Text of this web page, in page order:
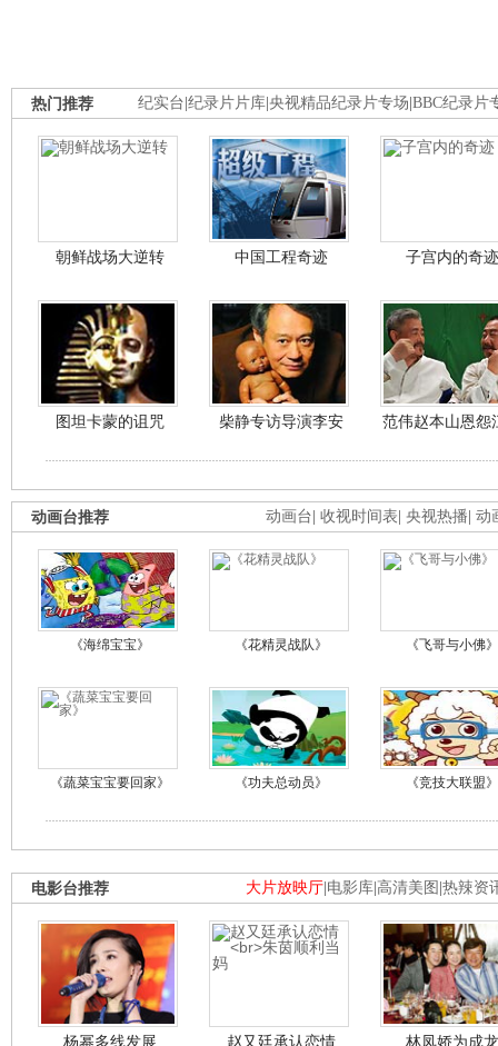
纪实台 纪录片片库 央视精品纪录片专场 BBC纪录片
热门推荐
朝鲜战场大逆转 中国工程奇迹 子宫内的奇迹
图坦卡蒙的诅咒 柴静专访导演李安 范伟赵本山恩怨
动画台 收视时间表 央视热播 动
动画台推荐
《海绵宝宝》 《花精灵战队》 《飞哥与小佛》
《蔬菜宝宝要回家》 《功夫总动员》 《竞技大联盟》
大片放映厅 电影库 高清美图 热辣资
电影台推荐
杨幂多线发展
赵又廷承认恋情
林凤娇为成龙